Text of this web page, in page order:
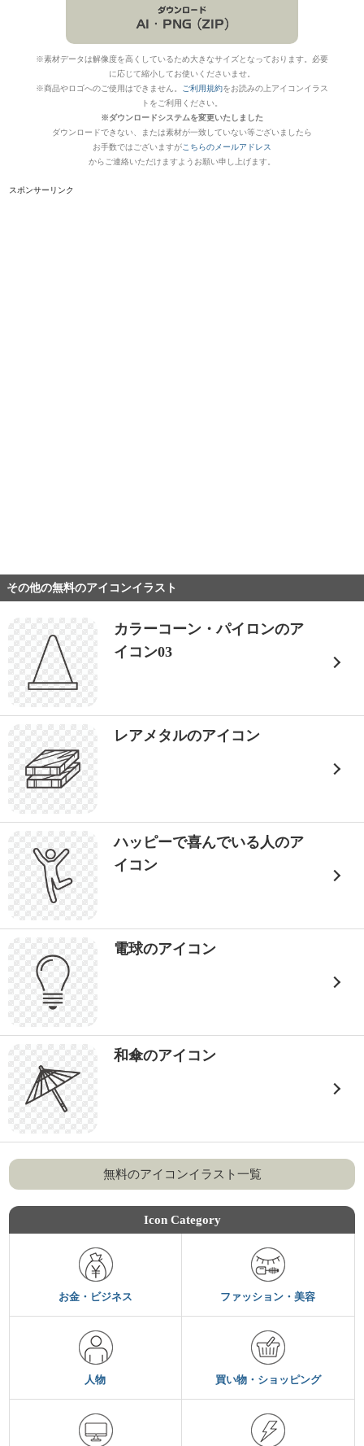
※素材データは解像度を高くしているため大きなサイズとなっております。必要
に応じて縮小してお使いくださいませ。
※商品やロゴへのご使用はできません。
ご利用規約をお読みの上アイコンイラス
トをご利用ください。
※ダウンロードシステムを変更いたしました
ダウンロードできない、または素材が一致していない等ございましたら
お手数ではございますがこちらのメールアドレス
からご連絡いただけますようお願い申し上げます。
スポンサーリンク
その他の無料のアイコンイラスト
カラーコーン・パイロンのア
イコン03
レアメタルのアイコン
ハッピーで喜んでいる人のア
イコン
電球のアイコン
和傘のアイコン
無料のアイコンイラスト一覧
Icon Category
お金・ビジネス ファッション・美容
人物 買い物・ショッピング